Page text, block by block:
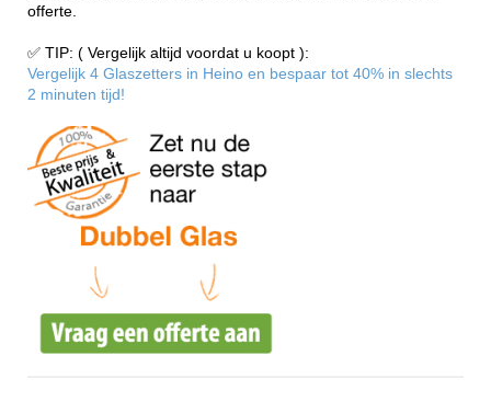
offerte.
✅ TIP: ( Vergelijk altijd voordat u koopt ):
Vergelijk 4 Glaszetters in Heino en bespaar tot 40% in slechts
2 minuten tijd!